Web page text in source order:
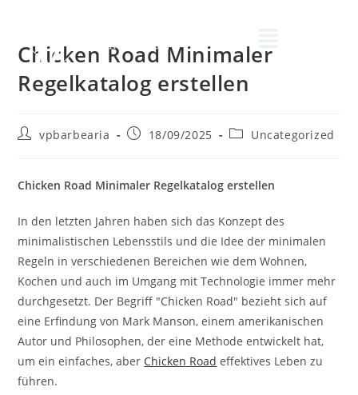
Chicken Road Minimaler
Regelkatalog erstellen
vpbarbearia 18/09/2025 Uncategorized
Chicken Road Minimaler Regelkatalog erstellen
In den letzten Jahren haben sich das Konzept des
minimalistischen Lebensstils und die Idee der minimalen
Regeln in verschiedenen Bereichen wie dem Wohnen,
Kochen und auch im Umgang mit Technologie immer mehr
durchgesetzt. Der Begriff "Chicken Road" bezieht sich auf
eine Erfindung von Mark Manson, einem amerikanischen
Autor und Philosophen, der eine Methode entwickelt hat,
um ein einfaches, aber Chicken Road effektives Leben zu
führen.